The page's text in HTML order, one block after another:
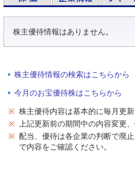
株主優待情報はありません。
株主優待情報の検索はこちらから
今月のお宝優待株はこちらから
※ 株主優待内容は基本的に毎月更新
※ 上記更新前の期間中の内容変更
※ 配当、優待は各企業の判断で廃
で内容をご確認ください。